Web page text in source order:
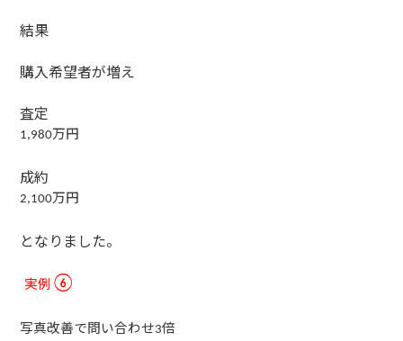
結果
購入希望者が増え
査定
1,980万円
成約
2,100万円
となりました。
実例 ⑥
写真改善で問い合わせ3倍